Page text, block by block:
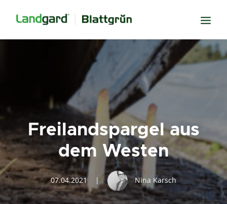
Neugier
Inspiration
Verbundenheit
Transparenz
Freude
Erfolg
Miteinander
Wissen
Freilandspargel aus
dem Westen
07.04.2021 | Nina Karsch